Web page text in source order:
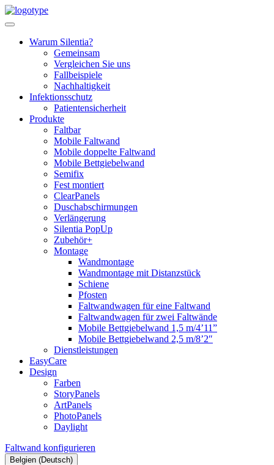
Skip
to
Warum Silentia?
Gemeinsam
Vergleichen Sie uns
Fallbeispiele
Nachhaltigkeit
Infektionsschutz
Patientensicherheit
Produkte
Faltbar
Mobile Faltwand
Mobile doppelte Faltwand
Mobile Bettgiebelwand
Semifix
Fest montiert
ClearPanels
Duschabschirmungen
Verlängerung
Silentia PopUp
Zubehör+
Montage
Wandmontage
Wandmontage mit Distanzstück
Schiene
Pfosten
Faltwandwagen für eine Faltwand
Faltwandwagen für zwei Faltwände
Mobile Bettgiebelwand 1,5 m/4’11”
Mobile Bettgiebelwand 2,5 m/8’2″
Dienstleistungen
EasyCare
Design
Farben
StoryPanels
ArtPanels
PhotoPanels
Daylight
Faltwand konfigurieren
Belgien (Deutsch)